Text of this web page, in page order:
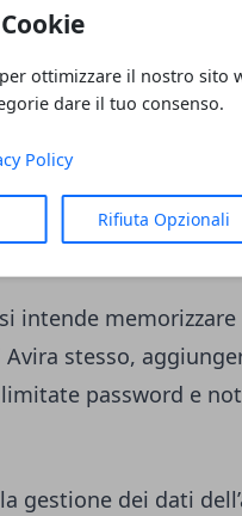
ottimizzare il nostro sito
dare il tuo consenso.
Policy
Rifiuta Opzionali
manager, sarà
a creare password e
cliccando
a settori.
intende memorizzare
Avira stesso,
password e
gestione dei dati